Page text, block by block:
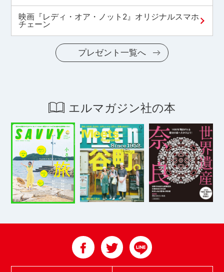
映画『レディ・オア・ノット2』オリジナルスマホ
チェーン
プレゼント一覧へ
エルマガジン社の本